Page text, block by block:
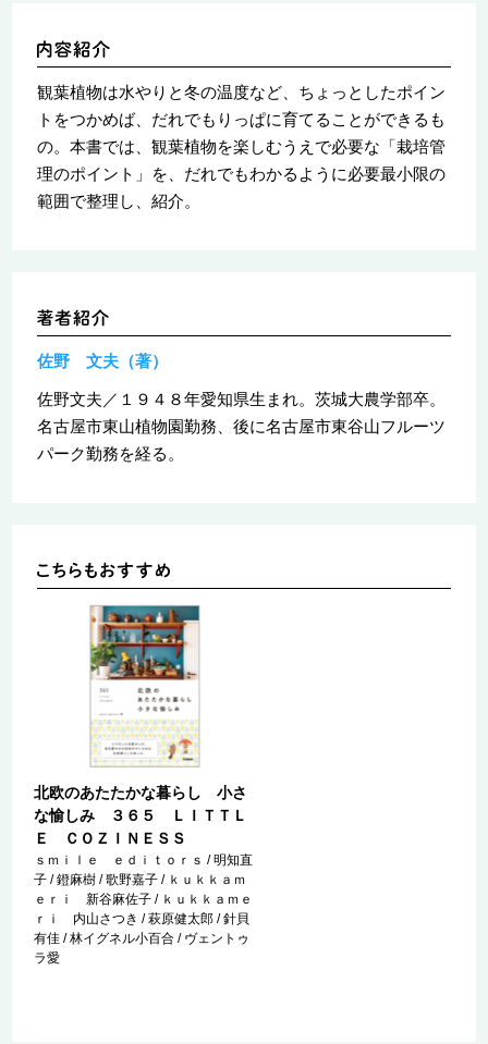
観葉植物は水やりと冬の温度など、ちょっとしたポイン
トをつかめば、だれでもりっぱに育てることができるも
の。本書では、観葉植物を楽しむうえで必要な「栽培管
理のポイント」を、だれでもわかるように必要最小限の
範囲で整理し、紹介。
佐野 文夫（著）
佐野文夫／１９４８年愛知県生まれ。茨城大農学部卒。
名古屋市東山植物園勤務、後に名古屋市東谷山フルーツ
パーク勤務を経る。
北欧のあたたかな暮らし 小さ
な愉しみ ３６５ ＬＩＴＴＬ
Ｅ ＣＯＺＩＮＥＳＳ
ｓｍｉｌｅ ｅｄｉｔｏｒｓ / 明知直
子 / 鐙麻樹 / 歌野嘉子 / ｋｕｋｋａｍ
ｅｒｉ 新谷麻佐子 / ｋｕｋｋａｍｅ
ｒｉ 内山さつき / 萩原健太郎 / 針貝
有佳 / 林イグネル小百合 / ヴェントゥ
ラ愛